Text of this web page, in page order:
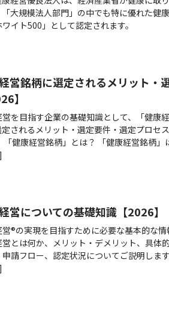
大規模法人部門」の中でも特に優れた健
イト500」として認定されます。
営銘柄に選定されるメリット・
】
を目指す企業の基礎知識として、「健康
されるメリット・選定要件・選定プロセ
「健康経営銘柄」とは？ 「健康経営銘柄
営についての基礎知識【2026】
®の実現を目指すために必要な基本的な情
とは何か、メリット・デメリット、具体
請フロー、認定状況についてご説明しま